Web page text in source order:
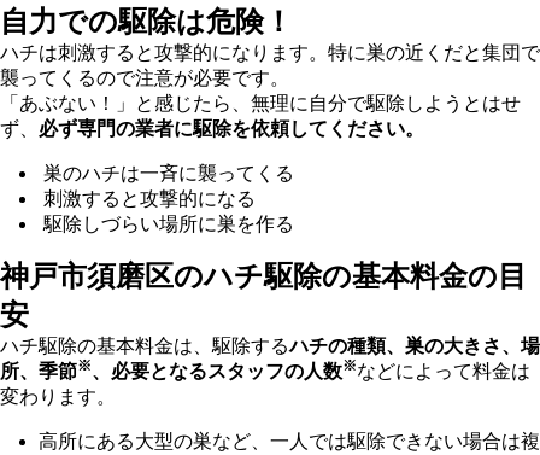
自力での駆除は危険！
ハチは刺激すると攻撃的になります。特に巣の近くだと集団で
襲ってくるので注意が必要です。
「あぶない！」と感じたら、無理に自分で駆除しようとはせ
ず、 必ず専門の業者に駆除を依頼してください。
巣のハチは一斉に襲ってくる
刺激すると攻撃的になる
駆除しづらい場所に巣を作る
神戸市須磨区のハチ駆除の基本料金の目
安
ハチ駆除の基本料金は、駆除するハチの種類、巣の大きさ、場
所、季節※、必要となるスタッフの人数※などによって料金は
変わります。
高所にある大型の巣など、一人では駆除できない場合は複